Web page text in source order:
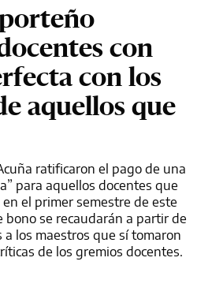
con
con los
aquellos que
ratificaron el pago de una
para aquellos docentes que
el primer semestre de este
bono se recaudarán a partir de
los maestros que sí tomaron
de los gremios docentes.